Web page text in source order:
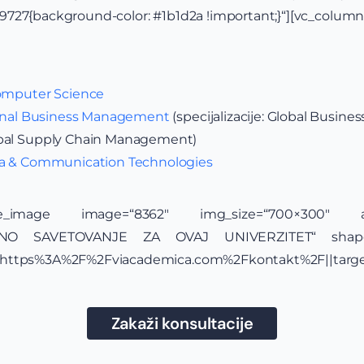
color: #1b1d2a
Science
Business Management (specijalizacije: Global
Supply Chain Management)
& Communication Technologies
image=“8362″ img_size=“700×300″
SAVETOVANJE ZA OVAJ UNIVERZITET“
Zakaži konsultacije